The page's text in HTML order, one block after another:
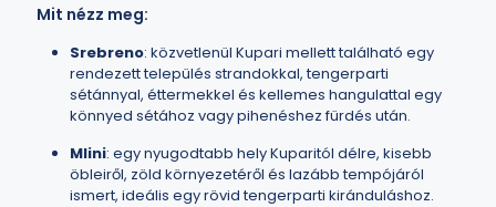
Mit nézz meg:
Srebreno: közvetlenül Kupari mellett található egy
rendezett település strandokkal, tengerparti
sétánnyal, éttermekkel és kellemes hangulattal egy
könnyed sétához vagy pihenéshez fürdés után.
Mlini: egy nyugodtabb hely Kuparitól délre, kisebb
öbleiről, zöld környezetéről és lazább tempójáról
ismert, ideális egy rövid tengerparti kiránduláshoz.